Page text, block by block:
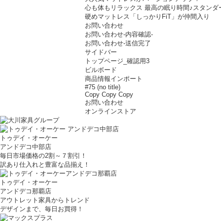
心も体もリラックス 最高の眠り時間♪スタンダ
硬めマットレス「しっかりFiT」が仲間入り
お問い合わせ
お問い合わせ-内容確認-
お問い合わせ-送信完了
サイドバー
トップページ_確認用3
ビルボード
商品情報インポート
#75 (no title)
Copy Copy Copy
お問い合わせ
オンラインストア
トゥデイ・オーケー
アンドデコ中部店
毎日市場価格の2割～７割引！
訳あり仕入れと豊富な品揃え！
トゥデイ・オーケー
アンドデコ那覇店
アウトレット家具からトレンド
デザインまで、毎日お買得！